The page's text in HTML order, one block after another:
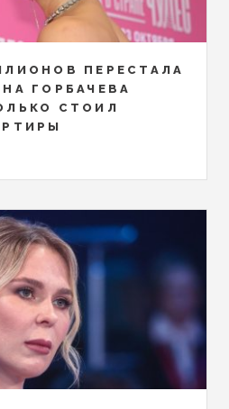
ПЕРЕСТАЛА
ГОРБАЧЕВА
СТОИЛ